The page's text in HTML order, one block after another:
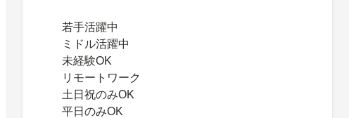
若手活躍中
ミドル活躍中
未経験OK
リモートワーク
土日祝のみOK
平日のみOK